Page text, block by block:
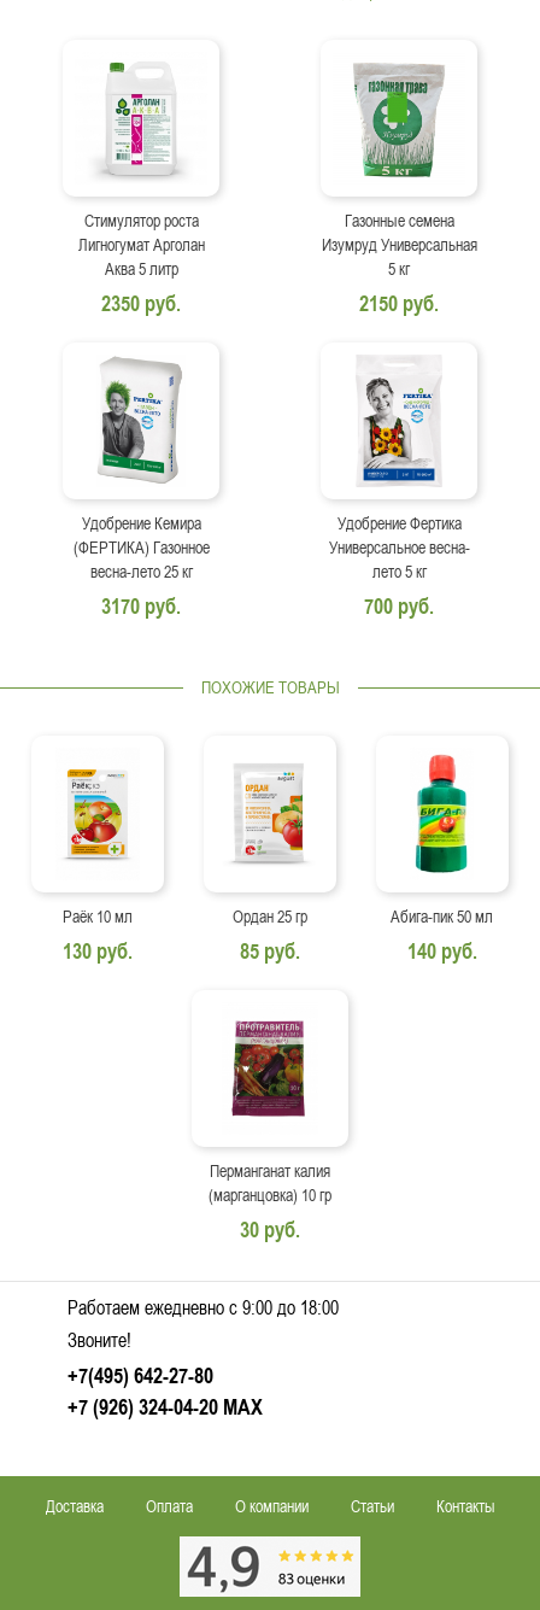
Стимулятор роста
Лигногумат Арголан
Аква 5 литр
2350 руб.
Газонные семена
Изумруд Универсальная
5 кг
2150 руб.
Удобрение Кемира
(ФЕРТИКА) Газонное
весна-лето 25 кг
3170 руб.
Удобрение Фертика
Универсальное весна-
лето 5 кг
700 руб.
ПОХОЖИЕ ТОВАРЫ
Раёк 10 мл
130 руб.
Ордан 25 гр
85 руб.
Абига-пик 50 мл
140 руб.
Перманганат калия
(марганцовка) 10 гр
30 руб.
Работаем ежедневно c 9:00 до 18:00
Звоните!
+7(495) 642-27-80
+7 (926) 324-04-20 MAX
Доставка Оплата О компании Статьи Контакты